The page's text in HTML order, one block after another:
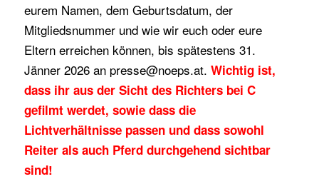
eurem Namen, dem Geburtsdatum, der
Mitgliedsnummer und wie wir euch oder eure
Eltern erreichen können, bis spätestens 31.
Jänner 2026 an presse@noeps.at. Wichtig ist,
dass ihr aus der Sicht des Richters bei C
gefilmt werdet, sowie dass die
Lichtverhältnisse passen und dass sowohl
Reiter als auch Pferd durchgehend sichtbar
sind!